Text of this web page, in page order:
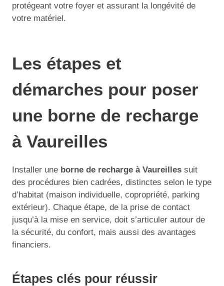
protégeant votre foyer et assurant la longévité de
votre matériel.
Les étapes et
démarches pour poser
une borne de recharge
à Vaureilles
Installer une borne de recharge à Vaureilles suit
des procédures bien cadrées, distinctes selon le type
d’habitat (maison individuelle, copropriété, parking
extérieur). Chaque étape, de la prise de contact
jusqu’à la mise en service, doit s’articuler autour de
la sécurité, du confort, mais aussi des avantages
financiers.
Étapes clés pour réussir